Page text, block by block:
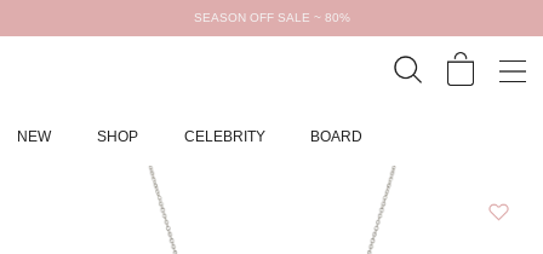
SEASON OFF SALE ~ 80%
NEW SHOP CELEBRITY BOARD